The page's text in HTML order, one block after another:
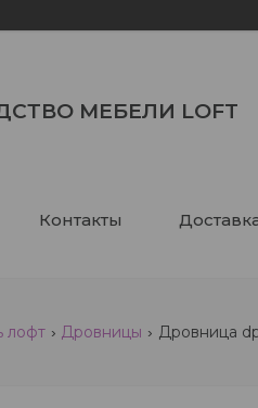
МЕБЕЛИ LOFT
Контакты
лофт Дровницы Дровница